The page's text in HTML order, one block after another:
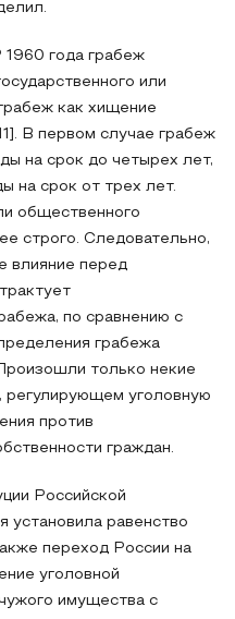
года грабеж
или
как хищение
В первом случае грабеж
на срок до четырех лет,
на срок от трех лет.
общественного
строго. Следовательно,
влияние перед
по сравнению с
грабежа
только некие
регулирующем уголовную
против
граждан.
Российской
установила равенство
переход России на
уголовной
имущества с